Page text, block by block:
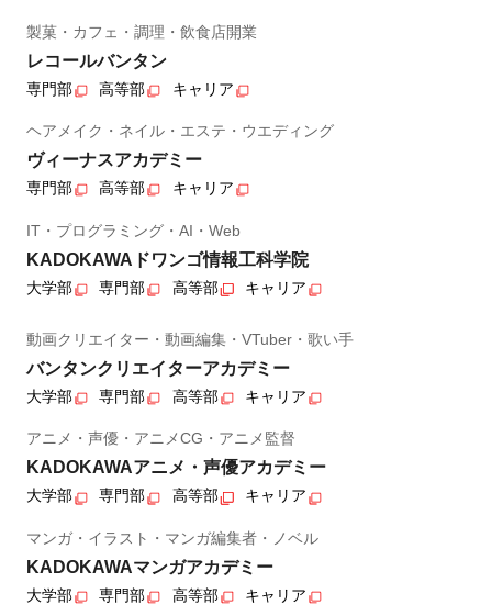
製菓・カフェ・調理・飲食店開業
レコールバンタン
専門部 高等部 キャリア
ヘアメイク・ネイル・エステ・ウエディング
ヴィーナスアカデミー
専門部 高等部 キャリア
IT・プログラミング・AI・Web
KADOKAWAドワンゴ情報工科学院
大学部 専門部 高等部 キャリア
動画クリエイター・動画編集・VTuber・歌い手
バンタンクリエイターアカデミー
大学部 専門部 高等部 キャリア
アニメ・声優・アニメCG・アニメ監督
KADOKAWAアニメ・声優アカデミー
大学部 専門部 高等部 キャリア
マンガ・イラスト・マンガ編集者・ノベル
KADOKAWAマンガアカデミー
大学部 専門部 高等部 キャリア